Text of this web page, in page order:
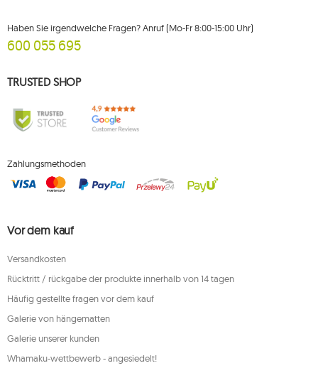
Haben Sie irgendwelche Fragen? Anruf (Mo-Fr 8:00-15:00 Uhr)
600 055 695
TRUSTED SHOP
Zahlungsmethoden
Vor dem kauf
Versandkosten
Rücktritt / rückgabe der produkte innerhalb von 14 tagen
Häufig gestellte fragen vor dem kauf
Galerie von hängematten
Galerie unserer kunden
Whamaku-wettbewerb - angesiedelt!